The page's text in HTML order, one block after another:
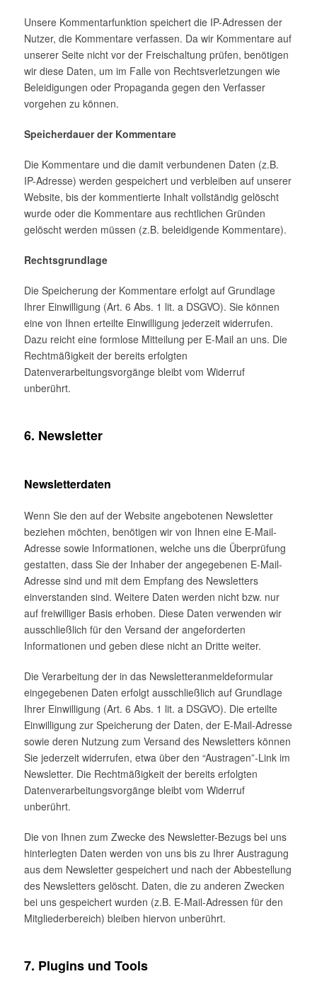
Unsere Kommentarfunktion speichert die IP-Adressen der
Nutzer, die Kommentare verfassen. Da wir Kommentare auf
unserer Seite nicht vor der Freischaltung prüfen, benötigen
wir diese Daten, um im Falle von Rechtsverletzungen wie
Beleidigungen oder Propaganda gegen den Verfasser
vorgehen zu können.
Speicherdauer der Kommentare
Die Kommentare und die damit verbundenen Daten (z.B.
IP-Adresse) werden gespeichert und verbleiben auf unserer
Website, bis der kommentierte Inhalt vollständig gelöscht
wurde oder die Kommentare aus rechtlichen Gründen
gelöscht werden müssen (z.B. beleidigende Kommentare).
Rechtsgrundlage
Die Speicherung der Kommentare erfolgt auf Grundlage
Ihrer Einwilligung (Art. 6 Abs. 1 lit. a DSGVO). Sie können
eine von Ihnen erteilte Einwilligung jederzeit widerrufen.
Dazu reicht eine formlose Mitteilung per E-Mail an uns. Die
Rechtmäßigkeit der bereits erfolgten
Datenverarbeitungsvorgänge bleibt vom Widerruf
unberührt.
6. Newsletter
Newsletterdaten
Wenn Sie den auf der Website angebotenen Newsletter
beziehen möchten, benötigen wir von Ihnen eine E-Mail-
Adresse sowie Informationen, welche uns die Überprüfung
gestatten, dass Sie der Inhaber der angegebenen E-Mail-
Adresse sind und mit dem Empfang des Newsletters
einverstanden sind. Weitere Daten werden nicht bzw. nur
auf freiwilliger Basis erhoben. Diese Daten verwenden wir
ausschließlich für den Versand der angeforderten
Informationen und geben diese nicht an Dritte weiter.
Die Verarbeitung der in das Newsletteranmeldeformular
eingegebenen Daten erfolgt ausschließlich auf Grundlage
Ihrer Einwilligung (Art. 6 Abs. 1 lit. a DSGVO). Die erteilte
Einwilligung zur Speicherung der Daten, der E-Mail-Adresse
sowie deren Nutzung zum Versand des Newsletters können
Sie jederzeit widerrufen, etwa über den “Austragen”-Link im
Newsletter. Die Rechtmäßigkeit der bereits erfolgten
Datenverarbeitungsvorgänge bleibt vom Widerruf
unberührt.
Die von Ihnen zum Zwecke des Newsletter-Bezugs bei uns
hinterlegten Daten werden von uns bis zu Ihrer Austragung
aus dem Newsletter gespeichert und nach der Abbestellung
des Newsletters gelöscht. Daten, die zu anderen Zwecken
bei uns gespeichert wurden (z.B. E-Mail-Adressen für den
Mitgliederbereich) bleiben hiervon unberührt.
7. Plugins und Tools